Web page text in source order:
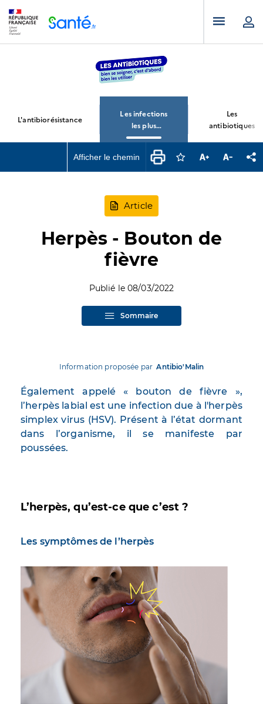
Menu
L'antibiorésistance
Les infections
les plus
courantes
Les
antibiotiques
Afficher le chemin Connectez-vous
Augmenter la
Herpès - Bouton de
fièvre
Article
Publié le 08/03/2022
Sommaire
Information proposée par Antibio'Malin
Également appelé « bouton de fièvre »,
l’herpès labial est une infection due à l'herpès
simplex virus (HSV). Présent à l’état dormant
dans l’organisme, il se manifeste par
poussées.
L’herpès, qu’est-ce que c’est ?
Les symptômes de l’herpès
Image